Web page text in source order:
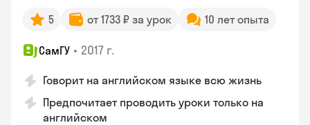
5 от 1733 ₽ за урок 10 лет опыта
СамГУ • 2017 г.
Говорит на английском языке всю жизнь
Предпочитает проводить уроки только на
английском